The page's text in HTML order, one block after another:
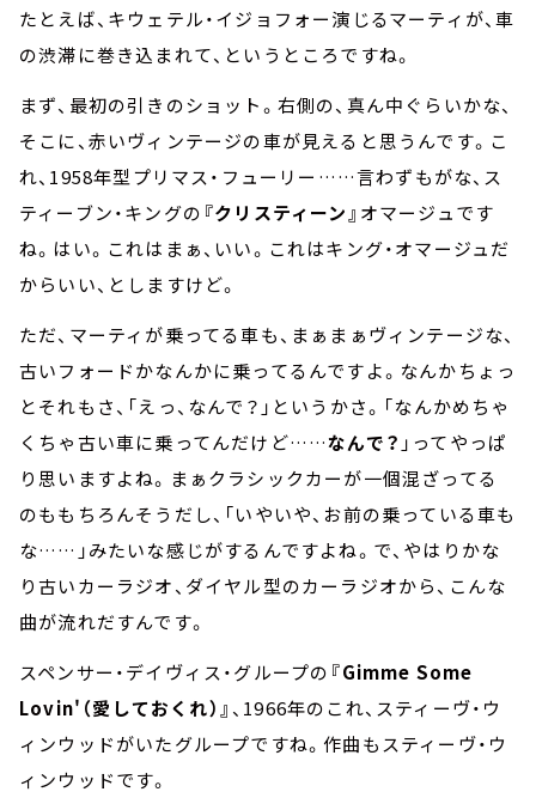
たとえば、キウェテル・イジョフォー演じるマーティが、車
の渋滞に巻き込まれて、というところですね。
まず、最初の引きのショット。右側の、真ん中ぐらいかな、
そこに、赤いヴィンテージの車が見えると思うんです。こ
れ、1958年型プリマス・フューリー……言わずもがな、ス
ティーブン・キングの 『クリスティーン』 オマージュです
ね。はい。これはまぁ、いい。これはキング・オマージュだ
からいい、としますけど。
ただ、マーティが乗ってる車も、まぁまぁヴィンテージな、
古いフォードかなんかに乗ってるんですよ。なんかちょっ
とそれもさ、「えっ、なんで？」というかさ。「なんかめちゃ
くちゃ古い車に乗ってんだけど……なんで？ 」ってやっぱ
り思いますよね。まぁクラシックカーが一個混ざってる
のももちろんそうだし、「いやいや、お前の乗っている車も
な……」みたいな感じがするんですよね。で、やはりかな
り古いカーラジオ、ダイヤル型のカーラジオから、こんな
曲が流れだすんです。
スペンサー・デイヴィス・グループの 『Gimme Some
Lovin'（愛しておくれ）』 、1966年のこれ、スティーヴ・ウ
ィンウッドがいたグループですね。作曲もスティーヴ・ウ
ィンウッドです。